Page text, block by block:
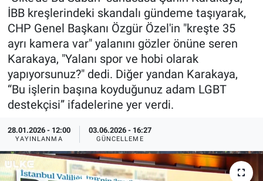
İBB kreşlerindeki skandalı gündeme taşıyarak,
CHP Genel Başkanı Özgür Özel'in "kreşte 35
ayrı kamera var" yalanını gözler önüne seren
Karakaya, "Yalanı spor ve hobi olarak
yapıyorsunuz?" dedi. Diğer yandan Karakaya,
“Bu işlerin başına koyduğunuz adam LGBT
destekçisi” ifadelerine yer verdi.
28.01.2026 - 12:00
YAYINLANMA
03.06.2026 - 16:27
GÜNCELLEME
Özel Haberler
Yazarlar
Dünya
Medya
Özel Haberler
Kadın
Erişim Bilgileri
Sağlık
Haber Arşivi